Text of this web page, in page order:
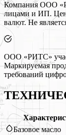
Компания ООО
лицами и ИП.
валют. Не
ООО «РИТС»
Маркируемая
требований
Базовое масло